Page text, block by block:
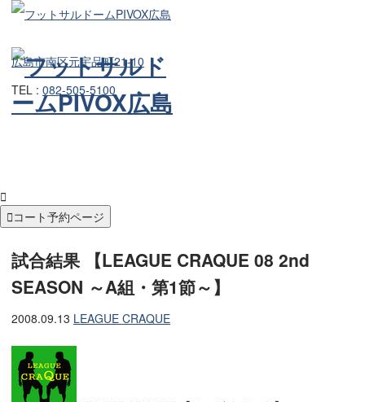

コート予約ページ
広島市南区元宇品町21-10
TEL : 082-505-5100
試合結果 【LEAGUE CRAQUE 08 2nd
SEASON ～A組・第1節～】
2008.09.13 LEAGUE CRAQUE